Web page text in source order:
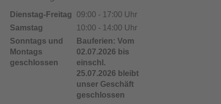
Dienstag-Freitag
09:00 - 17:00 Uhr
Samstag
10:00 - 14:00 Uhr
Sonntags und
Montags
geschlossen
Bauferien: Vom
02.07.2026 bis
einschl.
25.07.2026 bleibt
unser Geschäft
geschlossen